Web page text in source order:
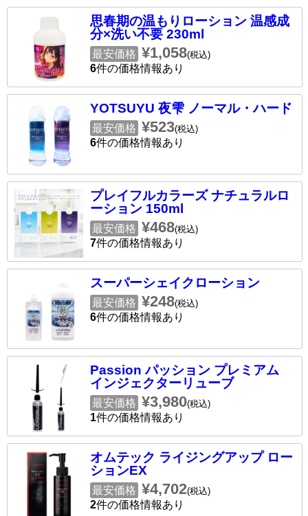
思春期の温もりローション 温感成
分×洗い不要 230ml
最安価格 ¥1,058(税込)
6件の価格情報あり
YOTSUYU 夜雫 ノーマル・ハード
最安価格 ¥523(税込)
6件の価格情報あり
プレイフルカラーズ ナチュラルロ
ーション 150ml
最安価格 ¥468(税込)
7件の価格情報あり
スーパーシェイクローション
最安価格 ¥248(税込)
6件の価格情報あり
Passion パッション プレミアム
インジェクターリューブ
最安価格 ¥3,980(税込)
1件の価格情報あり
オムテック ライジングアップ ロー
ションEX
最安価格 ¥4,702(税込)
2件の価格情報あり